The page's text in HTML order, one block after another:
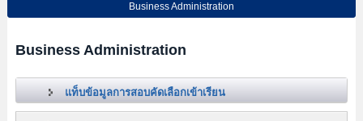
Business Administration
Business Administration
แท็บข้อมูลการสอบคัดเลือกเข้าเรียน